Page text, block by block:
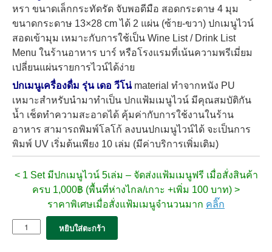
หรา ขนาดเล็กกระทัดรัด จับพอดีมือ สอดกระดาษ 4 มุม
ขนาดกระดาษ 13×28 cm ได้ 2 แผ่น (ซ้าย-ขวา) ปกเมนูไวน์
สอดเข้ามุม เหมาะกับการใช้เป็น Wine List / Drink List
Menu ในร้านอาหาร บาร์ หรือโรงแรมที่เน้นความพรีเมี่ยม
เปลี่ยนแผ่นรายการไวน์ได้ง่าย
ปกเมนูเครื่องดื่ม รุ่น เดอ วีโน่ material ทำจากหนัง PU
เหมาะสำหรับนำมาทำเป็น ปกแฟ้มเมนูไวน์ มีคุณสมบัติกัน
น้ำ เช็ดทำความสะอาดได้ คุ้มค่ากับการใช้งานในร้าน
อาหาร สามารถพิมพ์โลโก้ ลงบนปกเมนูไวน์ได้ จะเป็นการ
พิมพ์ UV เริ่มต้นเพียง 10 เล่ม (มีค่าบริการเพิ่มเติม)
< 1 Set มีปกเมนูไวน์ 5เล่ม – จัดส่งแฟ้มเมนูฟรี เมื่อสั่งสินค้า
ครบ 1,000฿ (พื้นที่ห่างไกล/เกาะ +เพิ่ม 100 บาท) >
ราคาพิเศษเมื่อสั่งแฟ้มเมนูจำนวนมาก คลิ๊ก
จำนวน
5x
หยิบใส่ตะกร้า